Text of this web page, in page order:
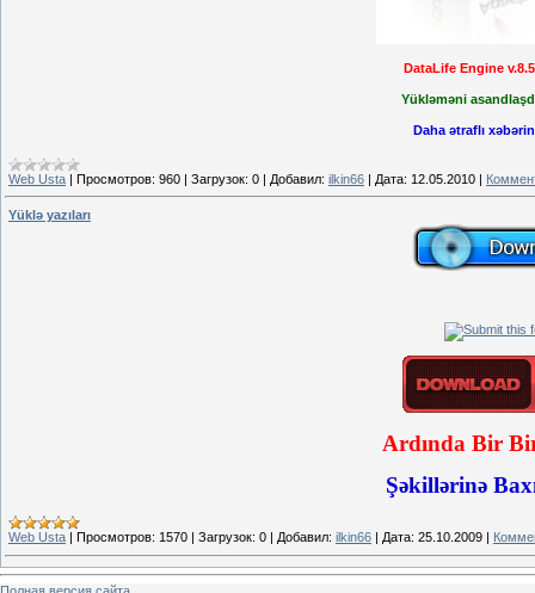
DataLife Engine
Yükləməni
Daha ətraflı
Web Usta | Просмотров: 960 | Загрузок: 0 | Добавил: ilkin66 | Дата: 12.05.2010 |
Yüklə yazıları
Ardında Bir
Şəkillərinə
Web Usta Просмотров: 1570 Загрузок: 0 Добавил: ilkin66 Дата: 25.10.2009
Полная версия сайта